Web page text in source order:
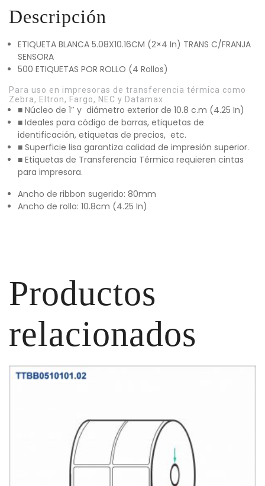
Descripción
ETIQUETA BLANCA 5.08X10.16CM (2×4 In) TRANS C/FRANJA
SENSORA
500 ETIQUETAS POR ROLLO (4 Rollos)
Para uso en impresoras de transferencia térmica como
Zebra, Eltron, Fargo, NEC y Datamax.
■ Núcleo de 1″ y diámetro exterior de 10.8 c.m (4.25 In)
■ Ideales para código de barras, etiquetas de
identificación, etiquetas de precios, etc.
■ Superficie lisa garantiza calidad de impresión superior.
■ Etiquetas de Transferencia Térmica requieren cintas
para impresora.
Ancho de ribbon sugerido: 80mm
Ancho de rollo: 10.8cm (4.25 In)
Productos
relacionados